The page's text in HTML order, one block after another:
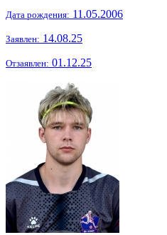
Дата рождения: 11.05.2006
Заявлен: 14.08.25
Отзаявлен: 01.12.25